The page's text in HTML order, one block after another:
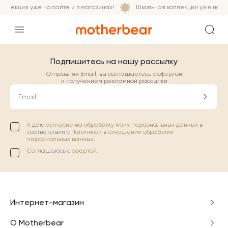
уже на сайте и в магазинах! Школьная коллекция уже на
Подпишитесь на нашу рассылку
Отправляя Email, вы соглашаетесь с офертой
и получением рекламной рассылки
Email
Я даю согласие на обработку моих персональных данных в
соответствии с Политикой в отношении обработки
персональных данных.
Соглашаюсь с офертой.
Интернет-магазин
О Motherbear